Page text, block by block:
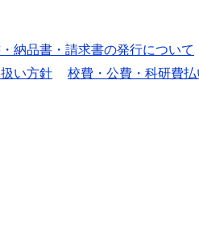
納品書・請求書の発行について
い方針 校費・公費・科研費